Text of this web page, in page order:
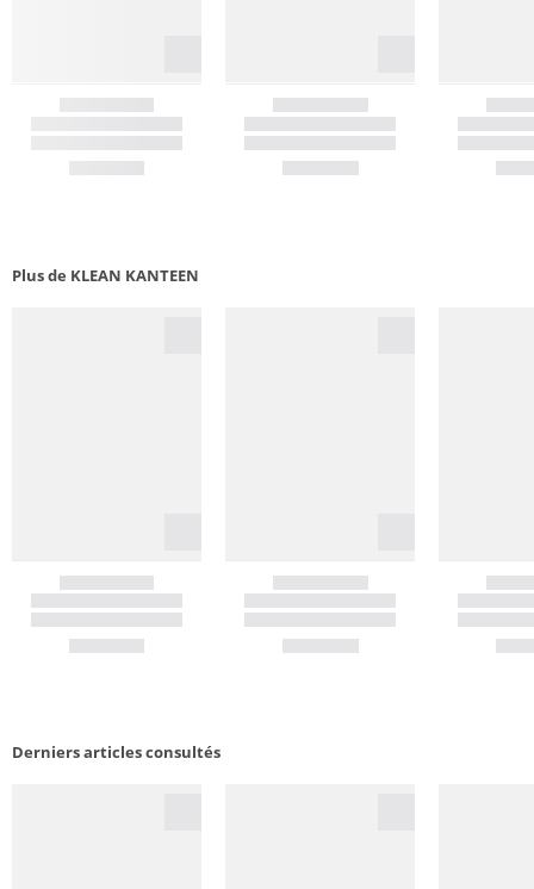
Plus de KLEAN KANTEEN
Derniers articles consultés